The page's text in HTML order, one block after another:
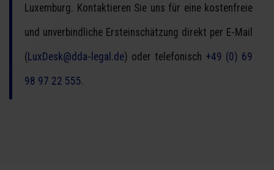
Luxemburg. Kontaktieren Sie uns für eine kostenfreie
und unverbindliche Ersteinschätzung direkt per E-Mail
(LuxDesk@dda-legal.de) oder telefonisch +49 (0) 69
98 97 22 555.